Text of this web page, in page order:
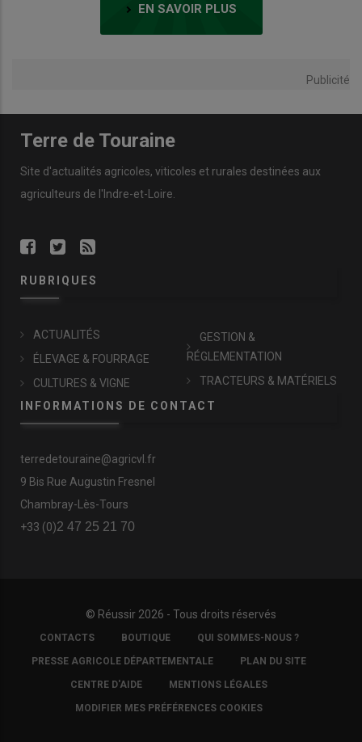
EN SAVOIR PLUS
Publicité
Terre de Touraine
Site d'actualités agricoles, viticoles et rurales destinées aux
agriculteurs de l'Indre-et-Loire.
RUBRIQUES
ACTUALITÉS
ÉLEVAGE & FOURRAGE
CULTURES & VIGNE
GESTION &
RÉGLEMENTATION
TRACTEURS & MATÉRIELS
INFORMATIONS DE CONTACT
terredetouraine@agricvl.fr
9 Bis Rue Augustin Fresnel
Chambray-Lès-Tours
+33 (0)2 47 25 21 70
© Réussir 2026 - Tous droits réservés
FOOTER
COPYRIGHT
CONTACTS BOUTIQUE QUI SOMMES-NOUS ?
PRESSE AGRICOLE DÉPARTEMENTALE PLAN DU SITE
CENTRE D'AIDE MENTIONS LÉGALES
MODIFIER MES PRÉFÉRENCES COOKIES